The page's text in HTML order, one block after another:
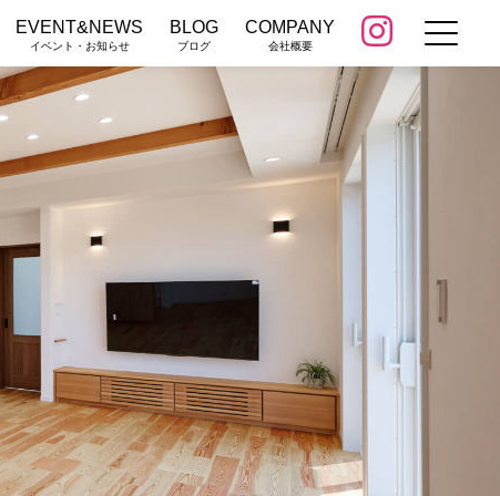
EVENT&NEWS
イベント・お知らせ
BLOG
ブログ
COMPANY
会社概要